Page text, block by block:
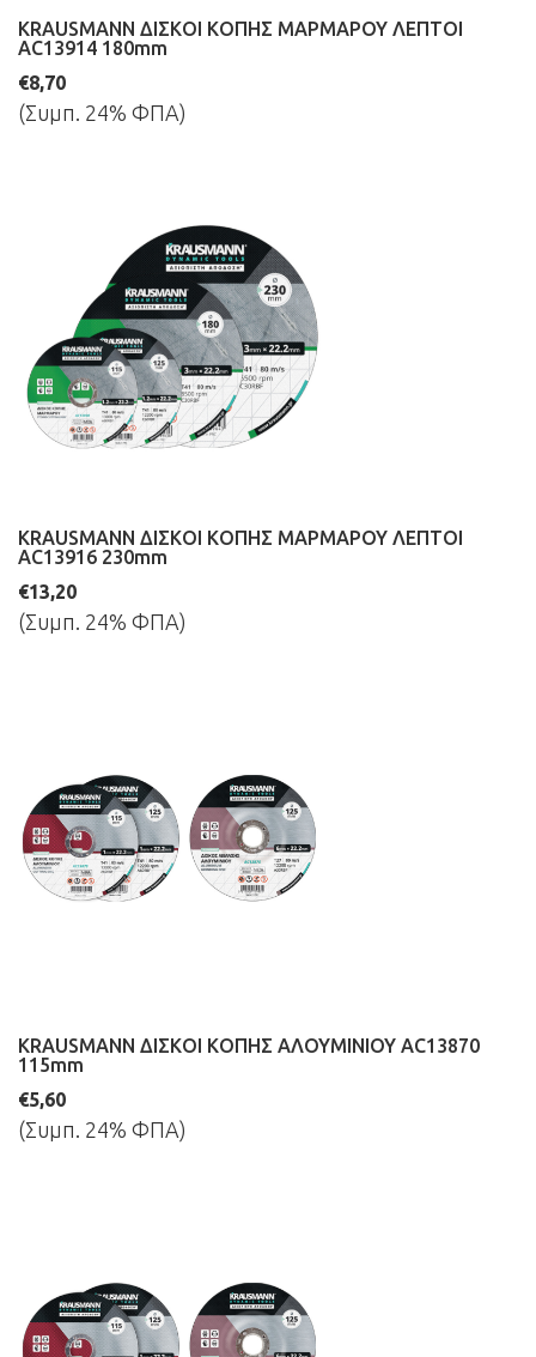
KRAUSMANN ΔΙΣΚΟΙ ΚΟΠΗΣ ΜΑΡΜΑΡΟΥ ΛΕΠΤΟΙ
AC13914 180mm
€8,70
(Συμπ. 24% ΦΠΑ)
KRAUSMANN ΔΙΣΚΟΙ ΚΟΠΗΣ ΜΑΡΜΑΡΟΥ ΛΕΠΤΟΙ
AC13916 230mm
€13,20
(Συμπ. 24% ΦΠΑ)
KRAUSMANN ΔΙΣΚΟΙ ΚΟΠΗΣ ΑΛΟΥΜΙΝΙΟΥ AC13870
115mm
€5,60
(Συμπ. 24% ΦΠΑ)